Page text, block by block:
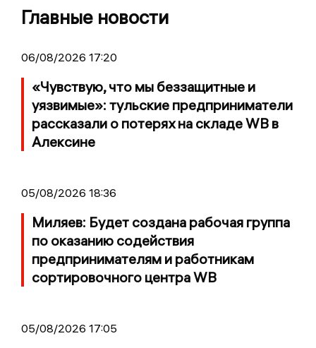
Главные новости
06/08/2026 17:20
«Чувствую, что мы беззащитные и
уязвимые»: тульские предприниматели
рассказали о потерях на складе WB в
Алексине
05/08/2026 18:36
Миляев: Будет создана рабочая группа
по оказанию содействия
предпринимателям и работникам
сортировочного центра WB
05/08/2026 17:05